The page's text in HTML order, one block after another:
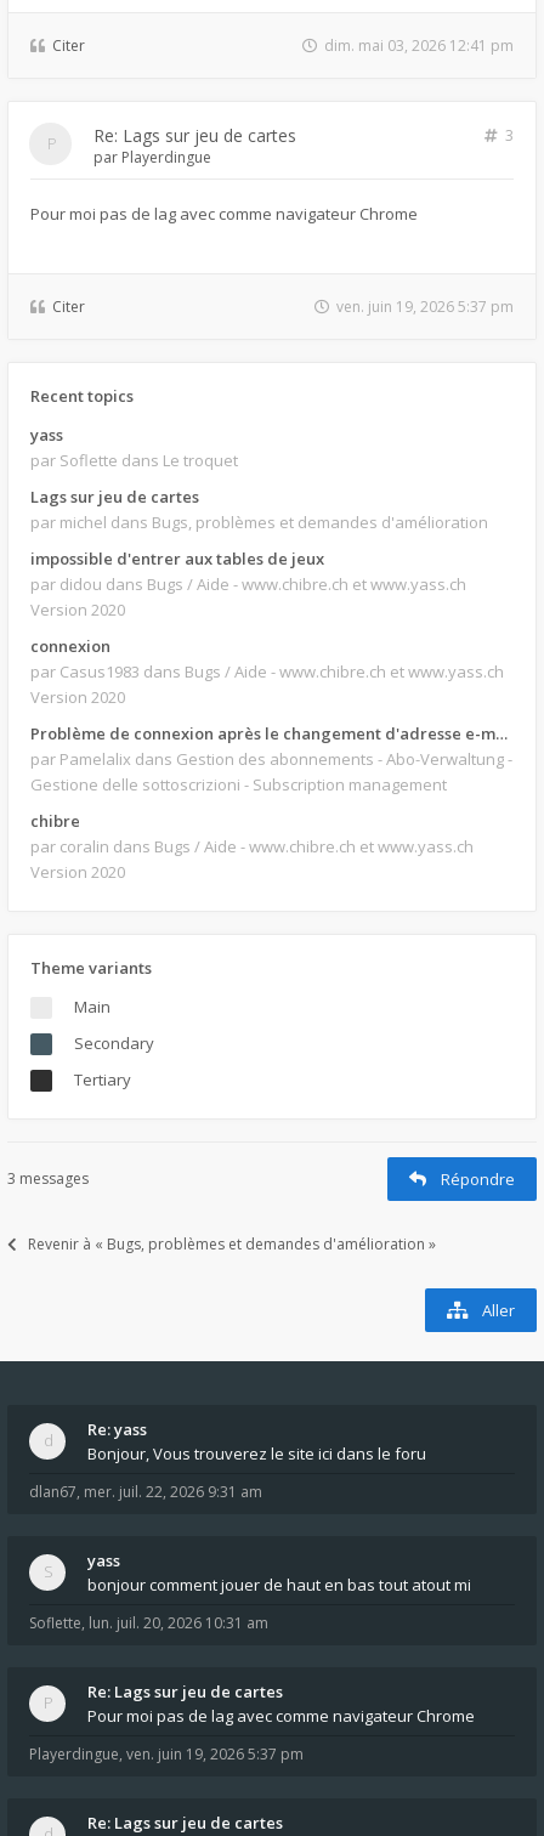
Citer dim. mai 03, 2026 12:41 pm
Re: Lags sur jeu de cartes
3
par Playerdingue
Pour moi pas de lag avec comme navigateur Chrome
Citer ven. juin 19, 2026 5:37 pm
Recent topics
yass
par Soflette dans Le troquet
Lags sur jeu de cartes
par michel dans Bugs, problèmes et demandes d'amélioration
impossible d'entrer aux tables de jeux
par didou dans Bugs / Aide - www.chibre.ch et www.yass.ch
Version 2020
connexion
par Casus1983 dans Bugs / Aide - www.chibre.ch et www.yass.ch
Version 2020
Problème de connexion après le changement d'adresse e-mail.
par Pamelalix dans Gestion des abonnements - Abo-Verwaltung -
Gestione delle sottoscrizioni - Subscription management
chibre
par coralin dans Bugs / Aide - www.chibre.ch et www.yass.ch
Version 2020
Theme variants
Main
Secondary
Tertiary
3 messages Répondre
Revenir à « Bugs, problèmes et demandes d'amélioration »
Aller
Re: yass
Bonjour, Vous trouverez le site ici dans le foru
dlan67, mer. juil. 22, 2026 9:31 am
yass
bonjour comment jouer de haut en bas tout atout mi
Soflette, lun. juil. 20, 2026 10:31 am
Re: Lags sur jeu de cartes
Pour moi pas de lag avec comme navigateur Chrome
Playerdingue, ven. juin 19, 2026 5:37 pm
Re: Lags sur jeu de cartes